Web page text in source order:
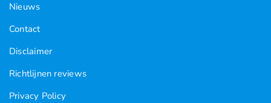
Nieuws
Contact
Disclaimer
Richtlijnen reviews
Privacy Policy